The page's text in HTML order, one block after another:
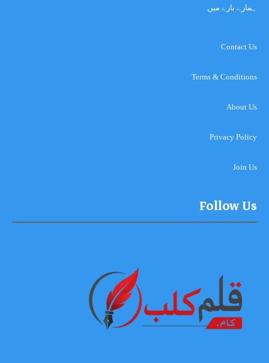
ہمارے بارے میں
Contact Us
Terms & Conditions
About Us
Privacy Policy
Join Us
Follow Us